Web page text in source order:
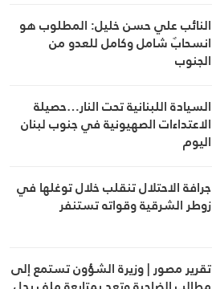
النائب علي حسن خليل: المطلوب هو
انسحابٌ شامل وكامل للعدو من
الجنوب
السيادة اللبنانية تحت النار…حصيلة
الاعتداءات الصهيونية في جنوب لبنان
اليوم
جرافة الاحتلال تنقلب خلال توغلها في
زوطر الشرقية وقواته تستنفر
تقرير مصور | وزيرة الشؤون تستمع إلى